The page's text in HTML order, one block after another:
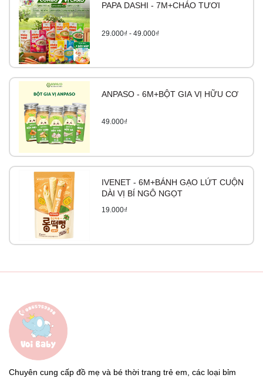
PAPA DASHI - 7M+CHÁO TƯƠI
29.000₫ - 49.000₫
ANPASO - 6M+BỘT GIA VỊ HỮU CƠ
49.000₫
IVENET - 6M+BÁNH GẠO LỨT CUỘN
DÀI VỊ BÍ NGÔ NGỌT
19.000₫
Chuyên cung cấp đồ mẹ và bé thời trang trẻ em, các loại bỉm